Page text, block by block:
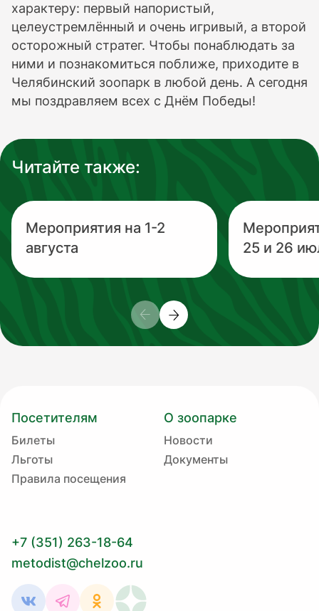
характеру: первый напористый,
целеустремлённый и очень игривый, а второй
осторожный стратег. Чтобы понаблюдать за
ними и познакомиться поближе, приходите в
Челябинский зоопарк в любой день. А сегодня
мы поздравляем всех с Днём Победы!
Читайте также:
Мероприятия на 1-2
августа
25 и 26
Посетителям
Билеты
Льготы
Правила посещения
О зоопарке
Новости
Документы
+7 (351) 263-18-64
metodist@chelzoo.ru